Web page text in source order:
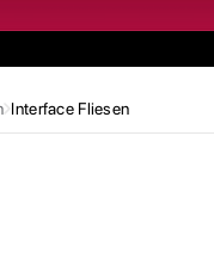
Interface Fliesen